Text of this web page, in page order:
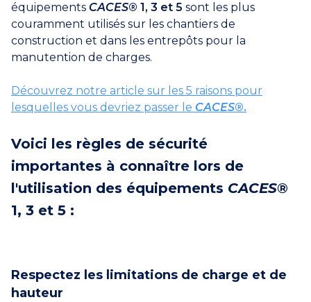
équipements CACES® 1, 3 et 5 sont les plus
couramment utilisés sur les chantiers de
construction et dans les entrepôts pour la
manutention de charges.
Découvrez notre article sur les 5 raisons pour
lesquelles vous devriez passer le CACES®.
Voici les règles de sécurité
importantes à connaître lors de
l'utilisation des équipements CACES®
1, 3 et 5 :
Respectez les limitations de charge et de
hauteur